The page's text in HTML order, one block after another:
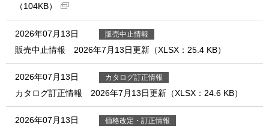
（104KB）
2026年07月13日 販売中止情報
販売中止情報 2026年7月13日更新（XLSX：25.4 KB）
2026年07月13日 カタログ訂正情報
カタログ訂正情報 2026年7月13日更新（XLSX：24.6 KB）
2026年07月13日 価格改定・訂正情報